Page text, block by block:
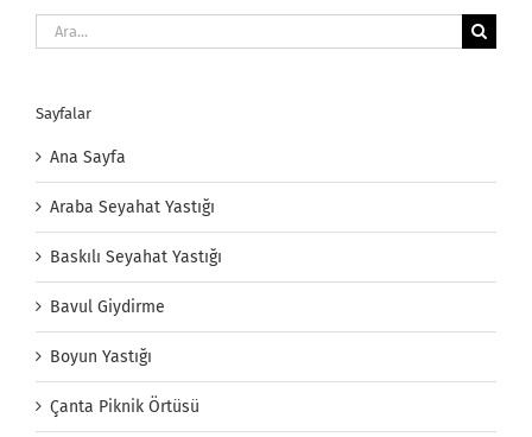
Ara:
Sayfalar
Ana Sayfa
Araba Seyahat Yastığı
Baskılı Seyahat Yastığı
Bavul Giydirme
Boyun Yastığı
Çanta Piknik Örtüsü